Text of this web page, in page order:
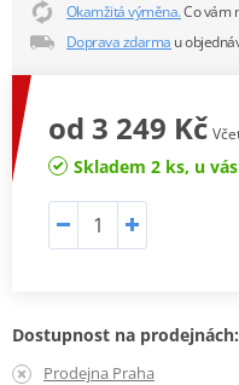
Okamžitá výměna.Co vám
Doprava zdarma u
od 3 249 Kč
Skladem 2 ks, u
Dostupnost na prodejnách:
Prodejna Praha